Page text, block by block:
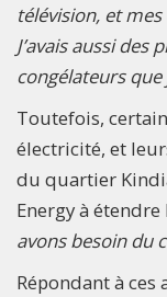
télévision, et
J’avais aussi
congélateurs que
Toutefois,
électricité, et
du quartier
Energy à étendre
avons besoin du
Répondant à ces